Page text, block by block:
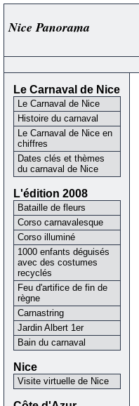
Nice Panorama
Le Carnaval de Nice
Le Carnaval de Nice
Histoire du carnaval
Le Carnaval de Nice en
chiffres
Dates clés et thèmes
du carnaval de Nice
L'édition 2008
Bataille de fleurs
Corso carnavalesque
Corso illuminé
1000 enfants déguisés
avec des costumes
recyclés
Feu d'artifice de fin de
règne
Carnastring
Jardin Albert 1er
Bain du carnaval
Nice
Visite virtuelle de Nice